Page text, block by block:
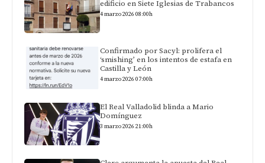
edificio en Siete Iglesias de Trabancos
4 marzo 2026 08:00h
Confirmado por Sacyl: prolifera el
‘smishing’ en los intentos de estafa en
Castilla y León
4 marzo 2026 07:00h
El Real Valladolid blinda a Mario
Domínguez
3 marzo 2026 21:00h